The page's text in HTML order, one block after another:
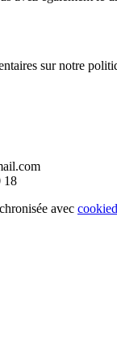
sur notre
18
avec